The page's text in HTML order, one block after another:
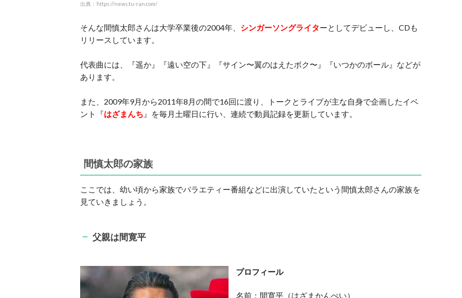
出典：https://news.tu-ran.com/
そんな間慎太郎さんは大学卒業後の2004年、 シンガーソングライターとしてデビューし、CDも
リリースしています。
代表曲には、『遥か』『遠い空の下』『サイン〜翼のはえたボク〜』『いつかのボール』などが
あります。
また、2009年9月から2011年8月の間で16回に渡り、トークとライブが主な自身で企画したイベ
ント『はざまんち 』を毎月土曜日に行い、連続で動員記録を更新しています。
間慎太郎の家族
ここでは、幼い頃から家族でバラエティー番組などに出演していたという間慎太郎さんの家族を
見ていきましょう。
父親は間寛平
プロフィール
名前：間寛平（はざまかんぺい）